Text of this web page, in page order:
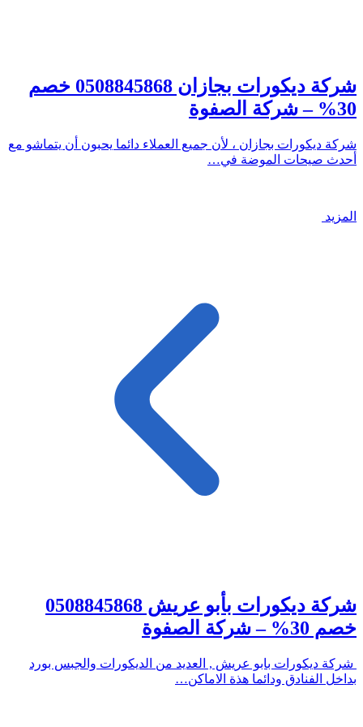
شركة ديكورات بجازان 0508845868 خصم
30% – شركة الصفوة
شركة ديكورات بجازان ، لأن جميع العملاء دائما يحبون أن يتماشو مع
أحدث صيحات الموضة في…
المزيد
شركة ديكورات بأبو عريش 0508845868
خصم 30% – شركة الصفوة
شركة ديكورات بابو عريش , العديد من الديكورات والجبس بورد
بداخل الفنادق ودائما هذة الاماكن…